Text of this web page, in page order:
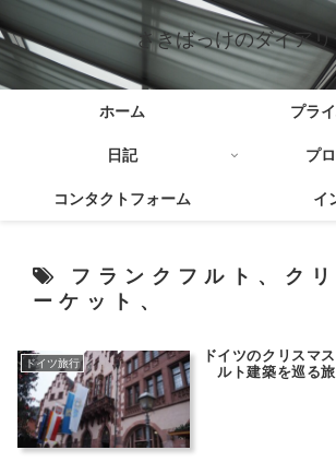
さきばっけのダイア
ホーム プラ
日記 プ
コンタクトフォーム イ
フランクフルト、ク
ーケット、
ドイツ旅行
ドイツのクリスマ
ルト建築を巡る